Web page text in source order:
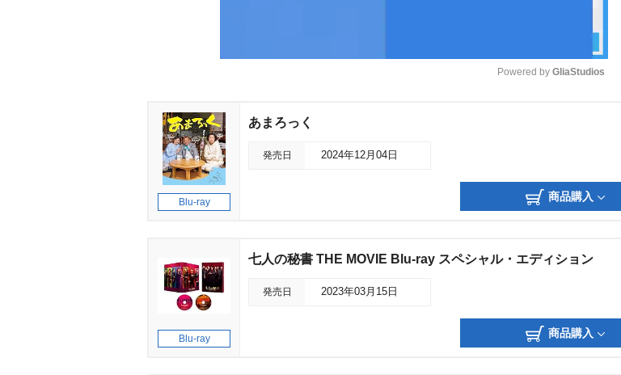
e
Powered by GliaStudios
Blu-ray
あまろっく
発売日 2024年12月04日
商品購入
Blu-ray
七人の秘書 THE MOVIE Blu-ray スペシャル・エディション
発売日 2023年03月15日
商品購入